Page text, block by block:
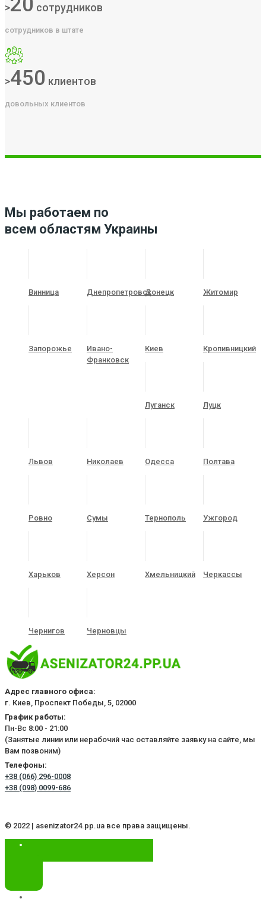
> сотрудников
сотрудников в штате
>450 клиентов
довольных клиентов
Мы работаем по
всем областям Украины
Винница ДнепропетровскДонецк Житомир
Запорожье
Ивано-
Франковск
Киев Кропивницкий
Луганск Луцк
Львов Николаев Одесса Полтава
Ровно Сумы Тернополь Ужгород
Харьков Херсон Хмельницкий Черкассы
Чернигов Черновцы
Адрес главного офиса:
г. Киев, Проспект Победы, 5, 02000
График работы:
Пн-Вс 8:00 - 21:00
(Занятые линии или нерабочий час оставляйте заявку на сайте, мы
Вам позвоним)
Телефоны:
+38 (066) 296-0008
+38 (098) 0099-686
© 2022 | asenizator24.pp.ua все права защищены.